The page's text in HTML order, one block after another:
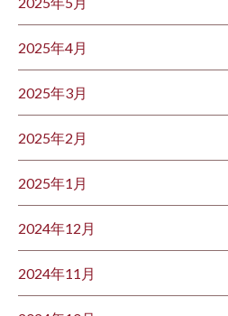
2025年4月
2025年3月
2025年2月
2025年1月
2024年12月
2024年11月